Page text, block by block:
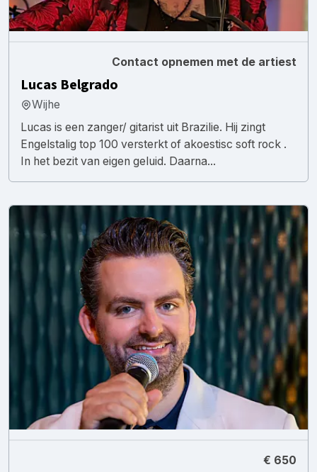
Contact opnemen met de artiest
Lucas Belgrado
Wijhe
Lucas is een zanger/ gitarist uit Brazilie. Hij zingt
Engelstalig top 100 versterkt of akoestisc soft rock .
In het bezit van eigen geluid. Daarna...
€ 650